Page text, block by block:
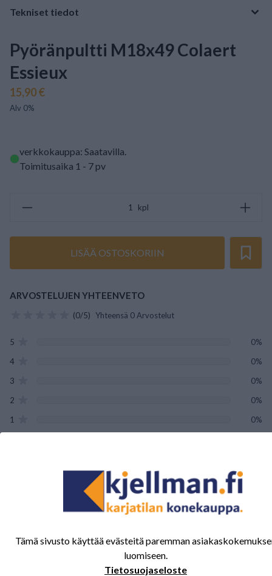
Tekniset tiedot
Pyöränpultti M18x49 Colaert
Essieux
15,90 €
Alv 0%
verkkokauppa: Saatavilla.
Toimitusaika 1 - 7 pv
kpl
LISÄÄ OSTOSKORIIN
ARVOSTELUJEN YHTEENVETO
(0/5) Yhteensä 0 Arvostelut
5
0%
4
0%
3
0%
2
0%
1
0%
Tälle tuotteelle ei ole vielä arvioita. Kirjaudu sisään ja
Sinua saattavat kiinnostaa myös nämä
Tämä sivusto käyttää evästeitä paremman
luomiseen.
Tietosuojaseloste